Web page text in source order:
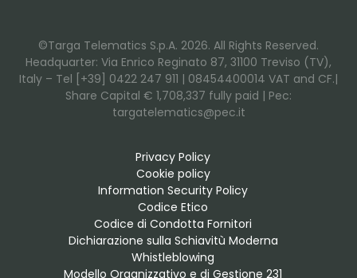
©Targa Telematics S.p.A. 2026. All Rights Reserved.
Headquarter: Via Enrico Reginato 87, 31100 Treviso (TV),
Italy – Tel [+39] 0422 247 911 | 08454400014 VAT and CF.|
Share Capital € 1,708,337 fully paid | Pec:
targatelematics@pec.it
Privacy Policy
Cookie policy
Information Security Policy
Codice Etico
Codice di Condotta Fornitori
Dichiarazione sulla Schiavitù Moderna
Whistleblowing
Modello Organizzativo e di Gestione 231